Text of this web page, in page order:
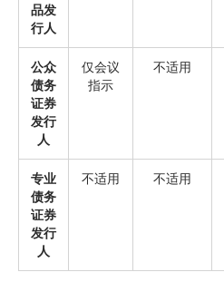
品发
行人
公众
债务
证券
发行
人
仅会议
指示
不适用
专业
债务
证券
发行
人
不适用 不适用